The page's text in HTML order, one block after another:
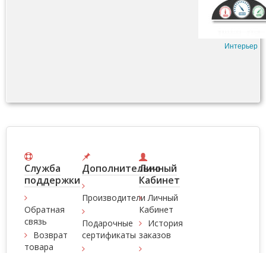
Интерьер
Служба
поддержки
Обратная
связь
Возврат
товара
Дополнительно
Производители
Подарочные
сертификаты
Личный
Кабинет
Личный
Кабинет
История
заказов